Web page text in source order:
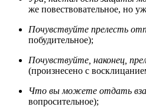
же повествовательное, но
Почувствуйте прелесть
побудительное);
Почувствуйте, наконец,
(произнесено с
Что вы можете отдать
вопросительное);